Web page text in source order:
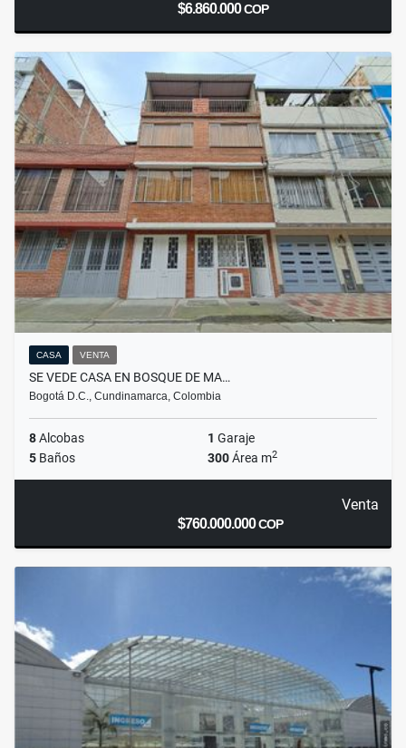
$6.860.000COP
CASA VENTA
SE VEDE CASA EN BOSQUE DE MA…
Bogotá D.C., Cundinamarca, Colombia
8Alcobas 1 Garaje
5 Baños 300Área m2
Venta
$760.000.000COP